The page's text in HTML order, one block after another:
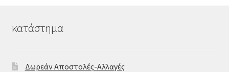
κατάστημα
Δωρεάν Αποστολές-Αλλαγές